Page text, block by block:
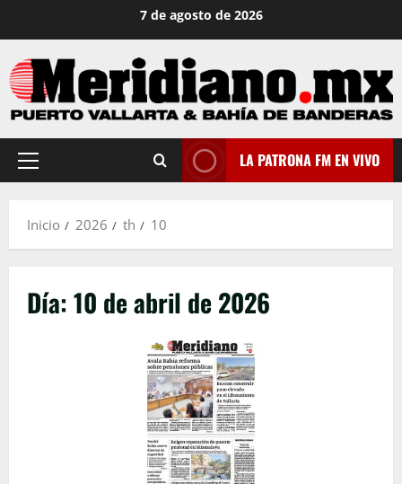
contenido
7 de agosto de 2026
Menú
LA PATRONA FM EN VIVO
Inicio 2026 th 10
Día:10 de abril de 2026